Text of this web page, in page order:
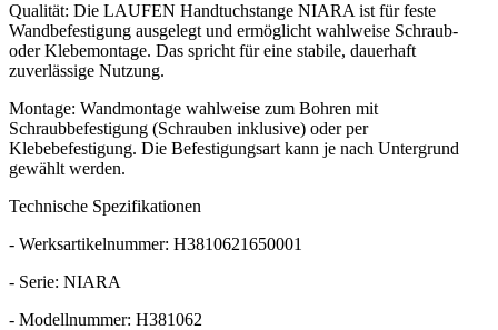
Qualität: Die LAUFEN Handtuchstange NIARA ist für feste
Wandbefestigung ausgelegt und ermöglicht wahlweise Schraub-
oder Klebemontage. Das spricht für eine stabile, dauerhaft
zuverlässige Nutzung.
Montage: Wandmontage wahlweise zum Bohren mit
Schraubbefestigung (Schrauben inklusive) oder per
Klebebefestigung. Die Befestigungsart kann je nach Untergrund
gewählt werden.
Technische Spezifikationen
- Werksartikelnummer: H3810621650001
- Serie: NIARA
- Modellnummer: H381062